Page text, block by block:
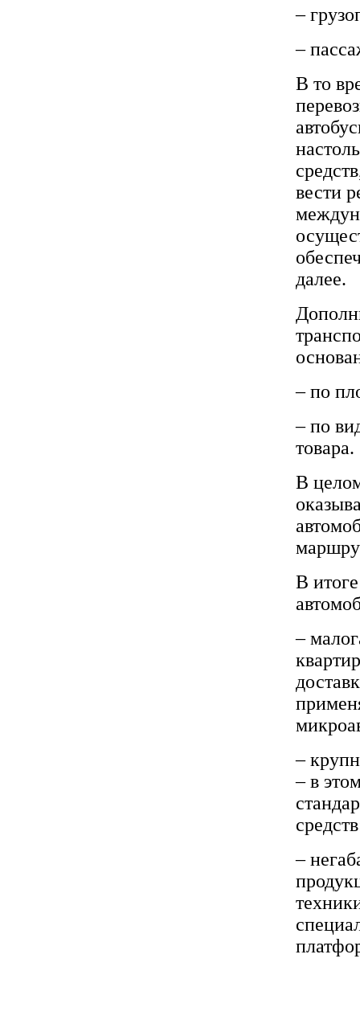
–
–
В то
вести
далее.
– по
– по
товара.
В
В
–
–
– в
–